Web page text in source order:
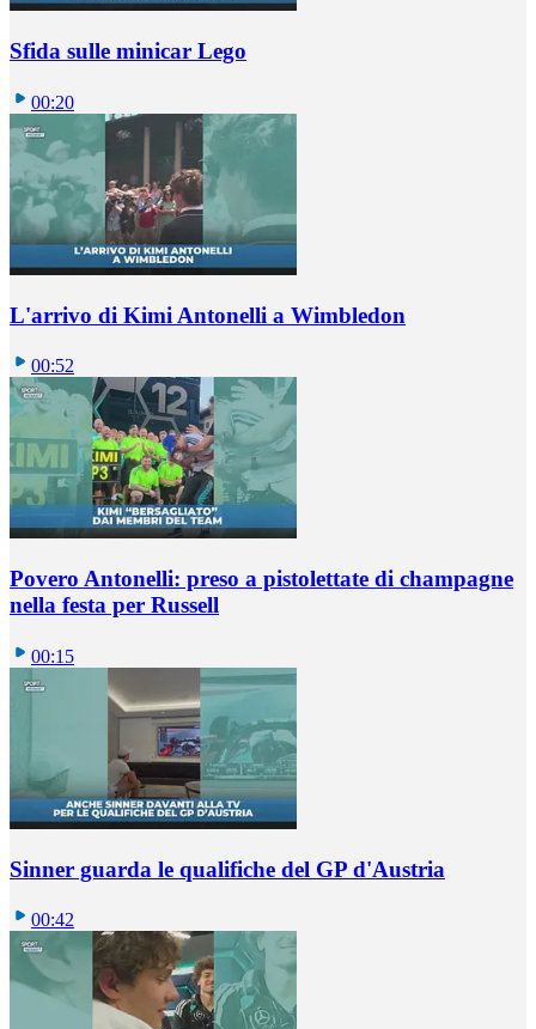
Sfida sulle minicar Lego
00:20
L'arrivo di Kimi Antonelli a Wimbledon
00:52
Povero Antonelli: preso a pistolettate di champagne
nella festa per Russell
00:15
Sinner guarda le qualifiche del GP d'Austria
00:42